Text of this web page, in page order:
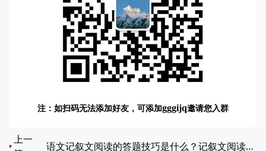
注：如扫码无法添加好友，可添加gggijq邀请您入群
上一
语文记叙文阅读的答题技巧是什么？记叙文阅读高分秘籍！